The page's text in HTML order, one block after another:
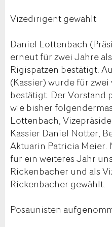
Vizedirigent gewählt
Daniel Lottenbach
erneut für zwei Jahre
Rigispatzen bestätigt.
(Kassier) wurde für
bestätigt. Der Vorstand
wie bisher
Lottenbach,
Kassier Daniel Notter,
Aktuarin Patricia Meier.
für ein weiteres Jahr
Rickenbacher und als
Rickenbacher gewählt.
Posaunisten